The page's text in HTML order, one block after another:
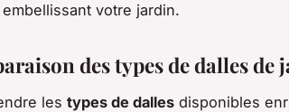
votre jardin.
des types de dalles de
les types de dalles disponibles